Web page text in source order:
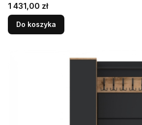
Cena
1 431,00 zł
Do koszyka